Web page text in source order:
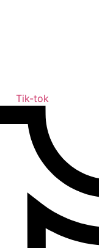
Tik-tok